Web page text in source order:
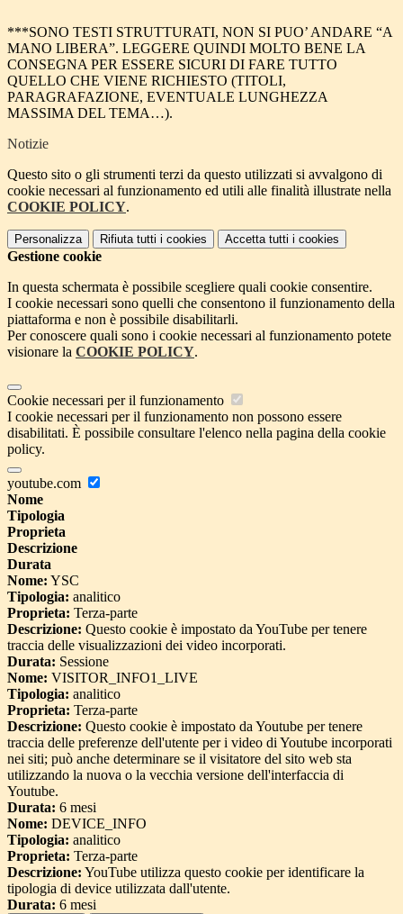
***SONO TESTI STRUTTURATI, NON SI PUO’ ANDARE “A
MANO LIBERA”. LEGGERE QUINDI MOLTO BENE LA
CONSEGNA PER ESSERE SICURI DI FARE TUTTO
QUELLO CHE VIENE RICHIESTO (TITOLI,
PARAGRAFAZIONE, EVENTUALE LUNGHEZZA
MASSIMA DEL TEMA…).
Notizie
Questo sito o gli strumenti terzi da questo utilizzati si avvalgono di
cookie necessari al funzionamento ed utili alle finalità illustrate nella
COOKIE POLICY.
Personalizza Rifiuta tutti i cookies Accetta tutti i cookies
Gestione cookie
In questa schermata è possibile scegliere quali cookie consentire.
I cookie necessari sono quelli che consentono il funzionamento della
piattaforma e non è possibile disabilitarli.
Per conoscere quali sono i cookie necessari al funzionamento potete
visionare la COOKIE POLICY.
Cookie necessari per il funzionamento
I cookie necessari per il funzionamento non possono essere
disabilitati. È possibile consultare l'elenco nella pagina della cookie
policy.
youtube.com
Nome
Tipologia
Proprieta
Descrizione
Durata
Nome: YSC
Tipologia: analitico
Proprieta: Terza-parte
Descrizione: Questo cookie è impostato da YouTube per tenere
traccia delle visualizzazioni dei video incorporati.
Durata: Sessione
Nome: VISITOR_INFO1_LIVE
Tipologia: analitico
Proprieta: Terza-parte
Descrizione: Questo cookie è impostato da Youtube per tenere
traccia delle preferenze dell'utente per i video di Youtube incorporati
nei siti; può anche determinare se il visitatore del sito web sta
utilizzando la nuova o la vecchia versione dell'interfaccia di
Youtube.
Durata: 6 mesi
Nome: DEVICE_INFO
Tipologia: analitico
Proprieta: Terza-parte
Descrizione: YouTube utilizza questo cookie per identificare la
tipologia di device utilizzata dall'utente.
Durata: 6 mesi